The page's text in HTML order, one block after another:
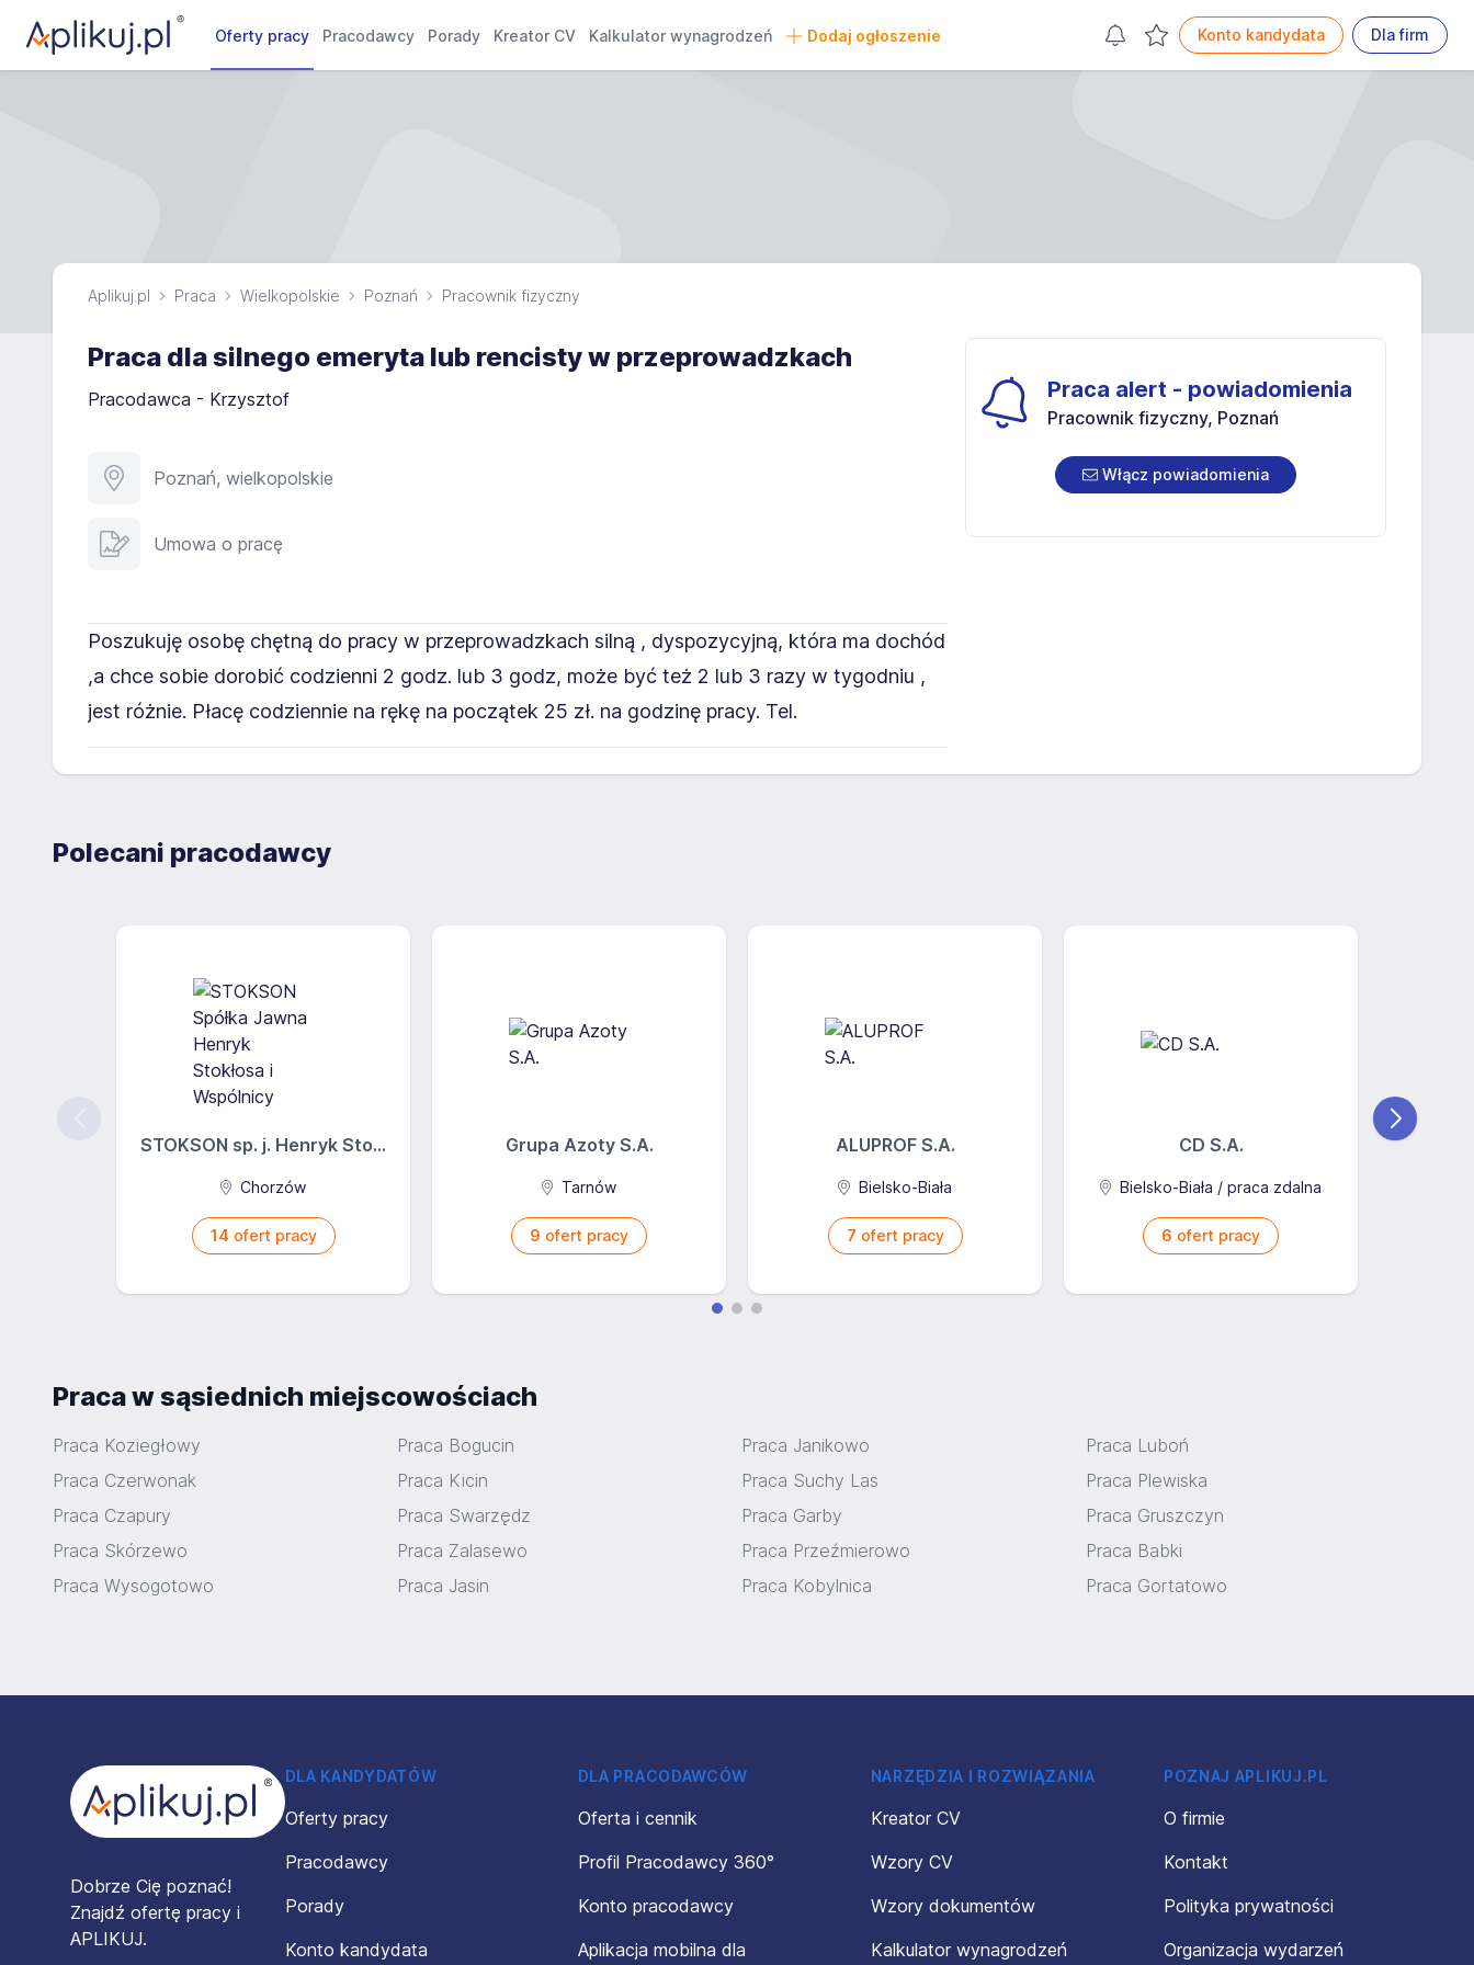
Oferty pracy Pracodawcy Porady Kreator CV Kalkulator wynagrodzeń Dodaj ogłoszenie Konto kandydata Dla firm
Aplikuj.pl Praca Wielkopolskie Poznań Pracownik fizyczny
Praca dla silnego emeryta lub rencisty w przeprowadzkach
Pracodawca - Krzysztof
Poznań, wielkopolskie
Umowa o pracę
Poszukuję osobę chętną do pracy w przeprowadzkach silną , dyspozycyjną, która ma dochód
,a chce sobie dorobić codzienni 2 godz. lub 3 godz, może być też 2 lub 3 razy w tygodniu ,
jest różnie. Płacę codziennie na rękę na początek 25 zł. na godzinę pracy. Tel.
Praca alert - powiadomienia
Pracownik fizyczny, Poznań
Włącz powiadomienia
Polecani pracodawcy
STOKSON sp. j. Henryk Sto...
Chorzów
14 ofert pracy
Grupa Azoty S.A.
Tarnów
9 ofert pracy
ALUPROF S.A.
Bielsko-Biała
7 ofert pracy
CD S.A.
Bielsko-Biała / praca zdalna
6 ofert pracy
Praca w sąsiednich miejscowościach
Praca Koziegłowy Praca Bogucin Praca Janikowo
Praca Luboń
Praca Czerwonak
Praca Kicin Praca Suchy Las
Praca Plewiska
Praca Czapury
Praca Swarzędz Praca Garby
Praca Gruszczyn
Praca Skórzewo
Praca Zalasewo Praca Przeźmierowo
Praca Babki
Praca Wysogotowo
Praca Jasin Praca Kobylnica Praca Gortatowo
Dobrze Cię poznać!
Znajdź ofertę pracy i
APLIKUJ.
DLA KANDYDATÓW
Oferty pracy
Pracodawcy
Porady
Konto kandydata
DLA PRACODAWCÓW
Oferta i cennik
Profil Pracodawcy 360°
Konto pracodawcy
Aplikacja mobilna dla
NARZĘDZIA I ROZWIĄZANIA
Kreator CV
Wzory CV
Wzory dokumentów
Kalkulator wynagrodzeń
POZNAJ APLIKUJ.PL
O firmie
Kontakt
Polityka prywatności
Organizacja wydarzeń